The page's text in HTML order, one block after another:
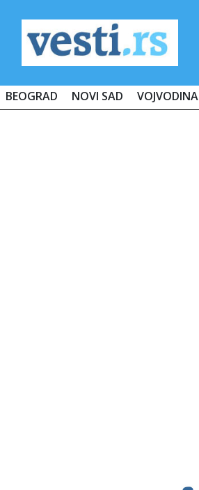
BEOGRAD NOVI SAD VOJVODINA